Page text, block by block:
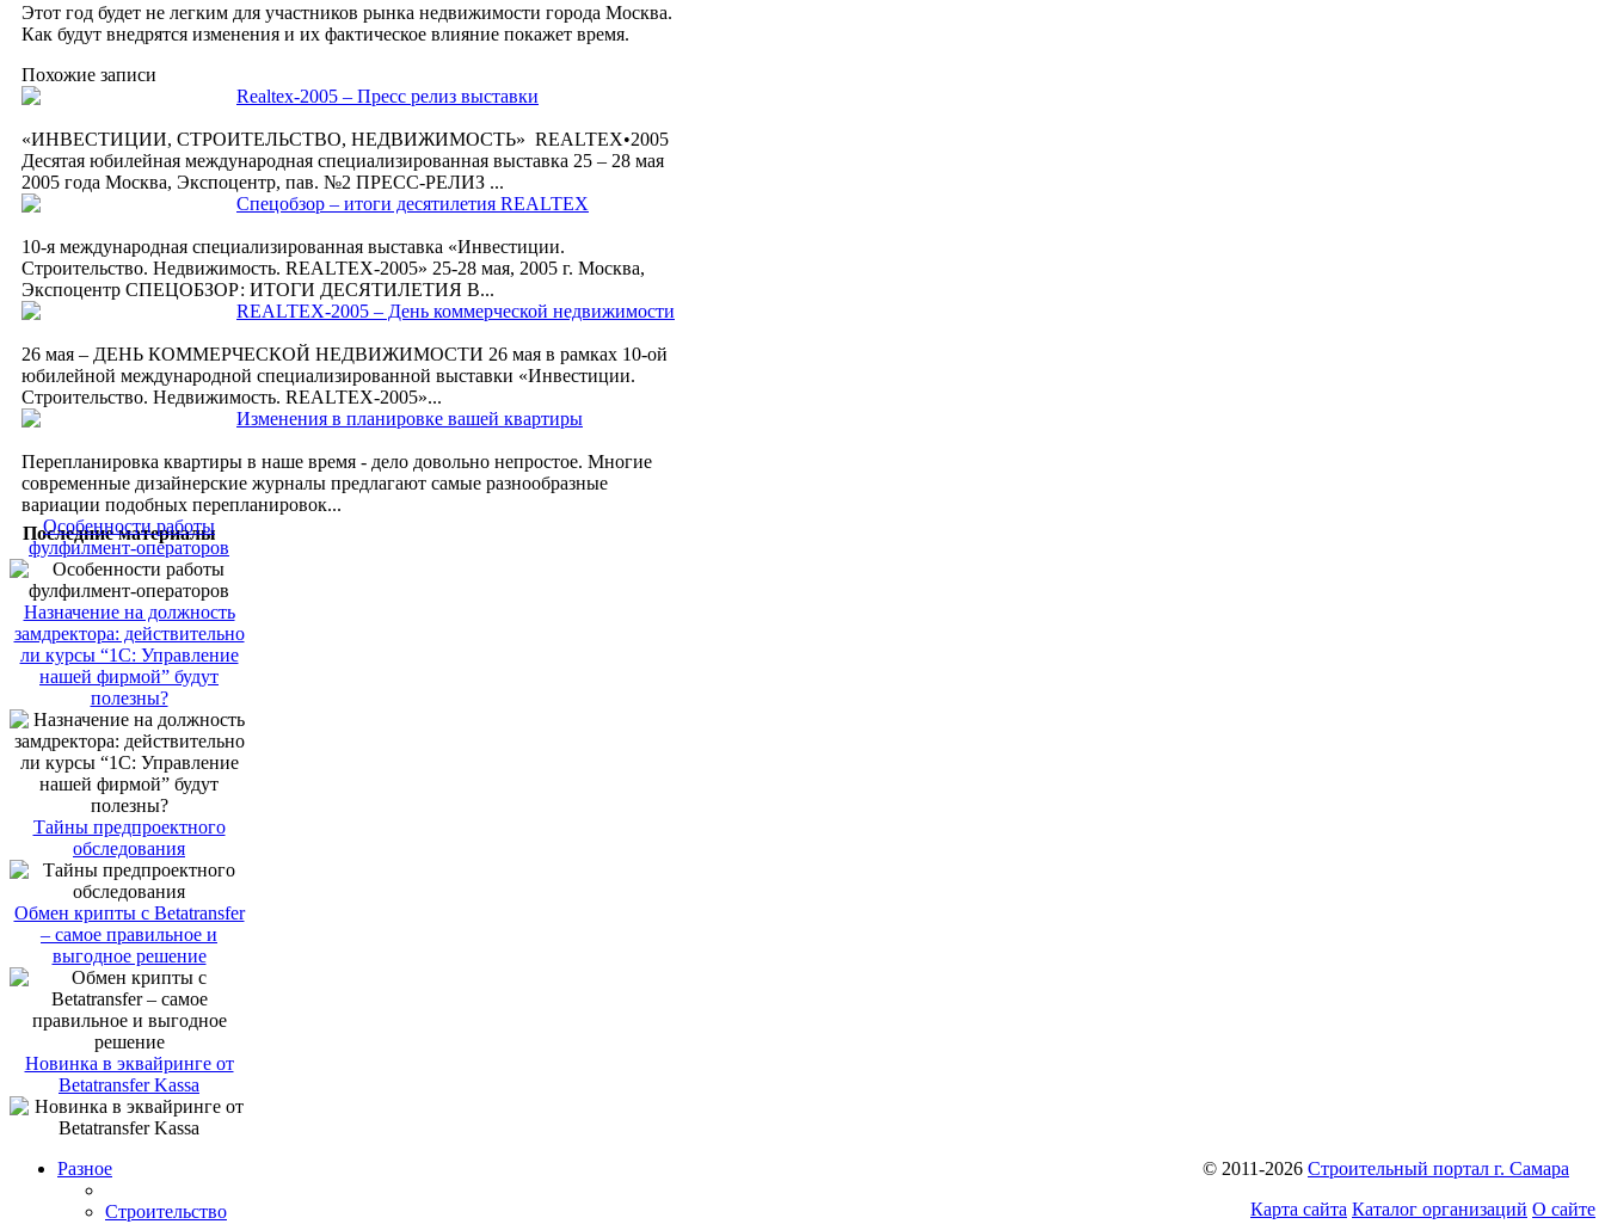
Этот год будет не легким для участников рынка недвижимости города Москва.
Как будут внедрятся изменения и их фактическое влияние покажет время.
Похожие записи
Realtex-2005 – Пресс релиз выставки
«ИНВЕСТИЦИИ, СТРОИТЕЛЬСТВО, НЕДВИЖИМОСТЬ» REALTEX•2005
Десятая юбилейная международная специализированная выставка 25 – 28 мая
2005 года Москва, Экспоцентр, пав. №2 ПРЕСС-РЕЛИЗ ...
Спецобзор – итоги десятилетия REALTEX
10-я международная специализированная выставка «Инвестиции.
Строительство. Недвижимость. REALTEX-2005» 25-28 мая, 2005 г. Москва,
Экспоцентр СПЕЦОБЗОР: ИТОГИ ДЕСЯТИЛЕТИЯ В...
REALTEX-2005 – День коммерческой недвижимости
26 мая – ДЕНЬ КОММЕРЧЕСКОЙ НЕДВИЖИМОСТИ 26 мая в рамках 10-ой
юбилейной международной специализированной выставки «Инвестиции.
Строительство. Недвижимость. REALTEX-2005»...
Изменения в планировке вашей квартиры
Перепланировка квартиры в наше время - дело довольно непростое. Многие
современные дизайнерские журналы предлагают самые разнообразные
вариации подобных перепланировок...
Последние материалы
Особенности работы
фулфилмент-операторов
Назначение на должность
замдректора: действительно
ли курсы “1С: Управление
нашей фирмой” будут
полезны?
Тайны предпроектного
обследования
Обмен крипты с Betatransfer
– самое правильное и
выгодное решение
Новинка в эквайринге от
Betatransfer Kassa
© 2011-2026 Строительный портал г. Самара
Карта сайта Каталог организаций О сайте
Разное
Строительство